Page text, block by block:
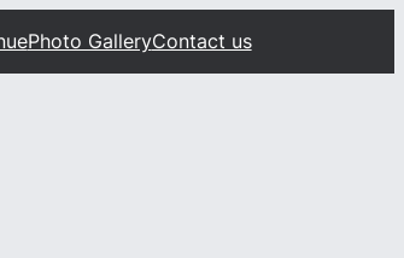
Photo GalleryContact us